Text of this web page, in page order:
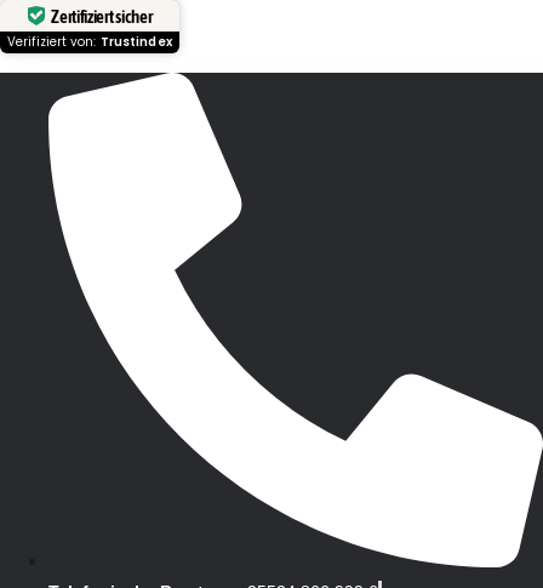
Zertifiziert sicher
Verifiziert von: Trustindex